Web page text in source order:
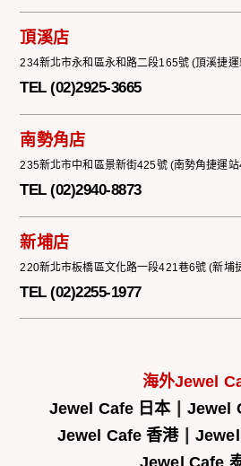
頂溪店
234新北市永和區永和路二段165號 (頂溪捷
TEL (02)2925-3665
南勢角店
235新北市中和區景新街425號 (南勢角捷運
TEL (02)2940-8873
新埔店
220新北市板橋區文化路一段421巷6號 (新埔
TEL (02)2255-1977
海外Jewel
Jewel Cafe 日本| Jewel
Jewel Cafe 香港|